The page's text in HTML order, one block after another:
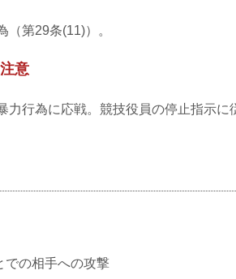
第29条(11)）。
注意
力行為に応戦。競技役員の停止指示に
での相手への攻撃